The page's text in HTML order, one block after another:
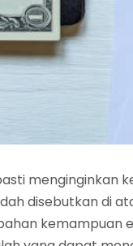
menginginkan
disebutkan di
kemampuan